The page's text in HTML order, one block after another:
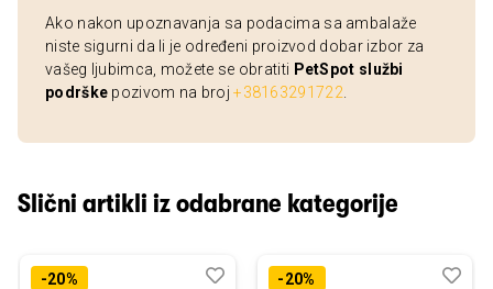
Ako nakon upoznavanja sa podacima sa ambalaže
niste sigurni da li je određeni proizvod dobar izbor za
vašeg ljubimca, možete se obratiti PetSpot službi
podrške pozivom na broj+38163291722
Slični artikli iz odabrane kategorije
-20%
Dodaj
Uporedi-20%